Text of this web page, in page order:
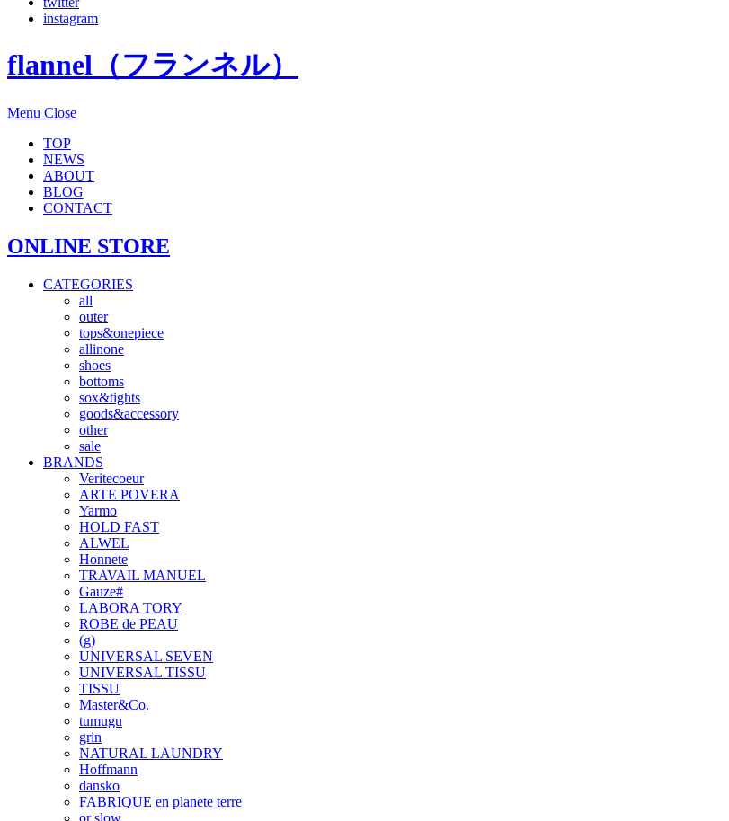
instagram
flannel（フランネル）
Menu Close
TOP
NEWS
ABOUT
BLOG
CONTACT
ONLINE STORE
CATEGORIES
all
outer
tops&onepiece
allinone
shoes
bottoms
sox&tights
goods&accessory
other
sale
BRANDS
Veritecoeur
ARTE POVERA
Yarmo
HOLD FAST
ALWEL
Honnete
TRAVAIL MANUEL
Gauze#
LABORA TORY
ROBE de PEAU
(g)
UNIVERSAL SEVEN
UNIVERSAL TISSU
TISSU
Master&Co.
tumugu
grin
NATURAL LAUNDRY
Hoffmann
dansko
FABRIQUE en planete terre
or slow